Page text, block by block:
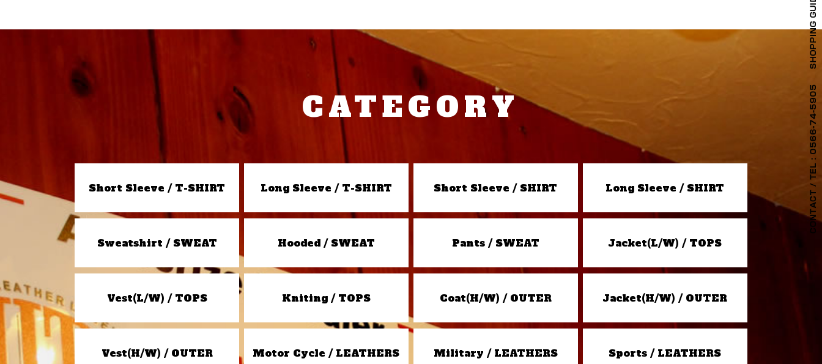
CATEGORY
Short Sleeve / T-SHIRT Long Sleeve / T-SHIRT Short Sleeve / SHIRT Long Sleeve / SHIRT
Sweatshirt / SWEAT Hooded / SWEAT Pants / SWEAT Jacket(L/W) / TOPS
Vest(L/W) / TOPS Kniting / TOPS Coat(H/W) / OUTER Jacket(H/W) / OUTER
Vest(H/W) / OUTER Motor Cycle / LEATHERS Military / LEATHERS Sports / LEATHERS